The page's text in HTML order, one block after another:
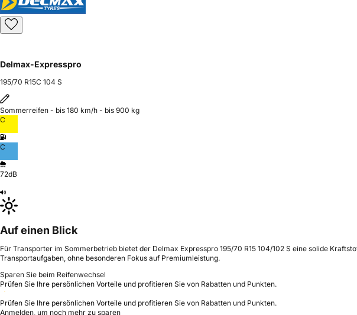
Delmax-Expresspro
195/70 R15C 104 S
Sommerreifen - bis 180 km/h - bis 900 kg
C
C
72dB
Auf einen Blick
Für Transporter im Sommerbetrieb bietet der Delmax Expresspro 195/70 R15 104/102 S eine solide
Transportaufgaben, ohne besonderen Fokus auf Premiumleistung.
Sparen Sie beim Reifenwechsel
Prüfen Sie Ihre persönlichen Vorteile und profitieren Sie von Rabatten und Punkten.
Prüfen Sie Ihre persönlichen Vorteile und profitieren Sie von Rabatten und Punkten.
Anmelden, um noch mehr zu sparen